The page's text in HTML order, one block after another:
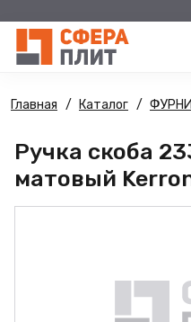
Главная Каталог
Ручка скоба
матовый